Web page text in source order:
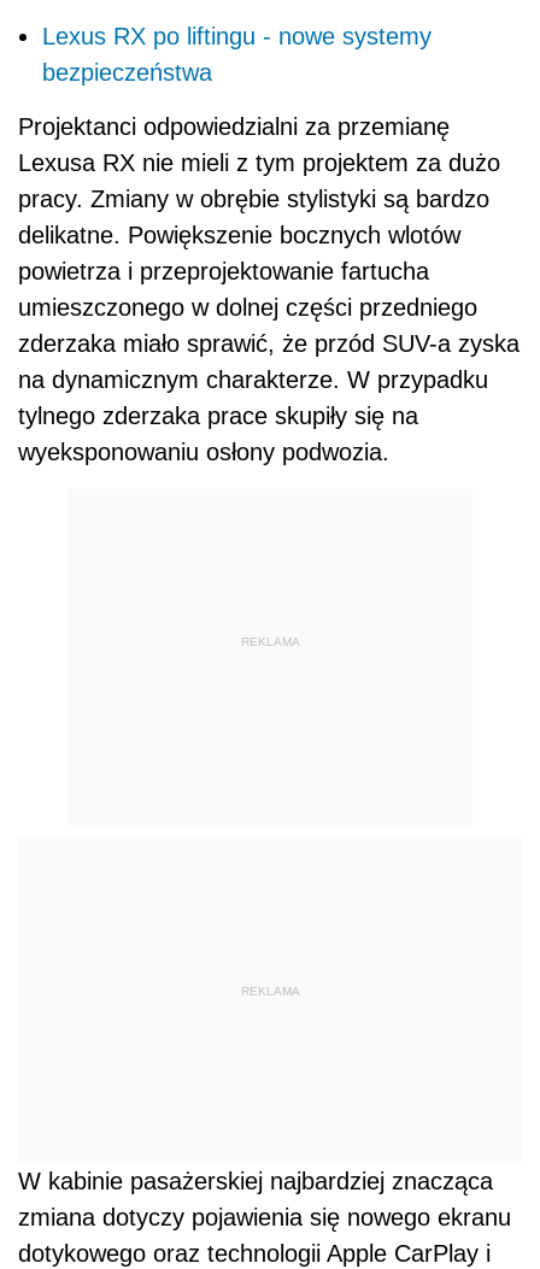
Lexus RX po liftingu - nowe systemy
bezpieczeństwa
Projektanci odpowiedzialni za przemianę
Lexusa RX nie mieli z tym projektem za dużo
pracy. Zmiany w obrębie stylistyki są bardzo
delikatne. Powiększenie bocznych wlotów
powietrza i przeprojektowanie fartucha
umieszczonego w dolnej części przedniego
zderzaka miało sprawić, że przód SUV-a zyska
na dynamicznym charakterze. W przypadku
tylnego zderzaka prace skupiły się na
wyeksponowaniu osłony podwozia.
REKLAMA
REKLAMA
W kabinie pasażerskiej najbardziej znacząca
zmiana dotyczy pojawienia się nowego ekranu
dotykowego oraz technologii Apple CarPlay i